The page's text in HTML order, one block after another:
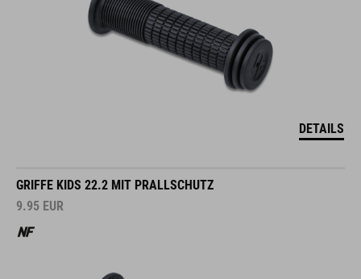
DETAILS
GRIFFE KIDS 22.2 MIT PRALLSCHUTZ
9.95 EUR